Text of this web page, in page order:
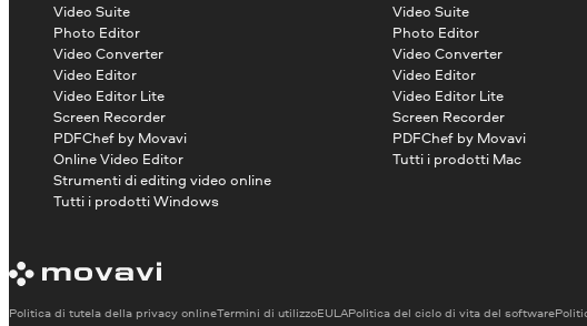
Video Suite
Photo Editor
Video Converter
Video Editor
Video Editor Lite
Screen Recorder
PDFChef by Movavi
Online Video Editor
Strumenti di editing video online
Tutti i prodotti Windows
Video Suite
Photo Editor
Video Converter
Video Editor
Video Editor Lite
Screen Recorder
PDFChef by Movavi
Tutti i prodotti Mac
Politica di tutela della privacy onlineTermini di utilizzoEULAPolitica del ciclo di vita del software